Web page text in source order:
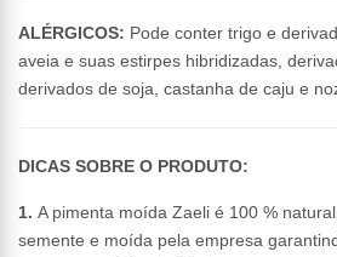
ALÉRGICOS: Pode conter trigo e
aveia e suas estirpes hibridizadas,
derivados de soja, castanha de caju e
DICAS SOBRE O PRODUTO:
1. A pimenta moída Zaeli é 100 %
semente e moída pela empresa